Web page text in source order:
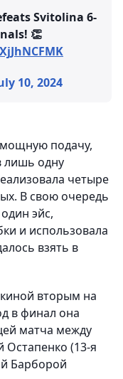
Svitolina 6-
👏
10, 2024
подачу,
лишь одну
четыре
В свою очередь
эйс,
и использовала
взять в
вторым на
в финал она
матча между
Остапенко (13-я
Барборой